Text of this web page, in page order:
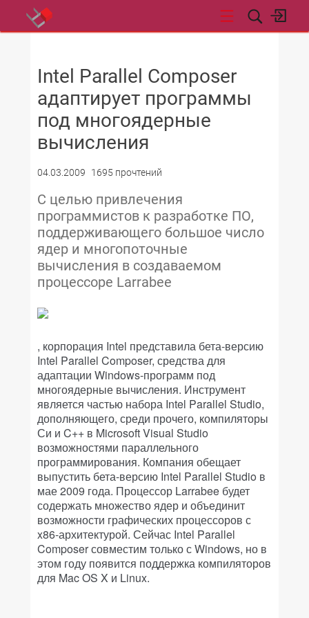
Intel Parallel Composer
адаптирует программы
под многоядерные
вычисления
04.03.2009 1695 прочтений
С целью привлечения
программистов к разработке ПО,
поддерживающего большое число
ядер и многопоточные
вычисления в создаваемом
процессоре Larrabee
, корпорация Intel представила бета-версию
Intel Parallel Composer, средства для
адаптации Windows-программ под
многоядерные вычисления. Инструмент
является частью набора Intel Parallel Studio,
дополняющего, среди прочего, компиляторы
Си и C++ в Microsoft Visual Studio
возможностями параллельного
программирования. Компания обещает
выпустить бета-версию Intel Parallel Studio в
мае 2009 года. Процессор Larrabee будет
содержать множество ядер и объединит
возможности графических процессоров с
x86-архитектурой. Сейчас Intel Parallel
Composer совместим только с Windows, но в
этом году появится поддержка компиляторов
для Mac OS X и Linux.